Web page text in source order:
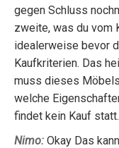
gegen Schluss
zweite, was du vom
idealerweise bevor
Kaufkriterien. Das
muss dieses
welche
findet kein Kauf statt.
Nimo: Okay Das